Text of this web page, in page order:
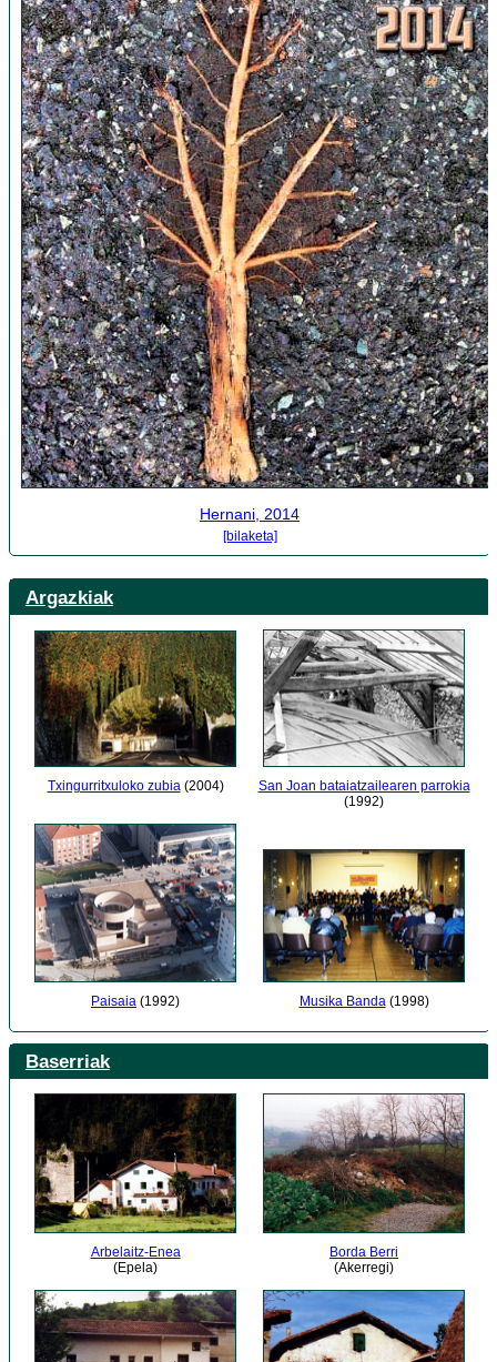
Hernani, 2014
[bilaketa]
Argazkiak
Txingurritxuloko zubia(2004)
San Joan bataiatzailearen parrokia
(1992)
Paisaia (1992) Musika Banda(1998)
Baserriak
Arbelaitz-Enea
(Epela)
Borda Berri
(Akerregi)